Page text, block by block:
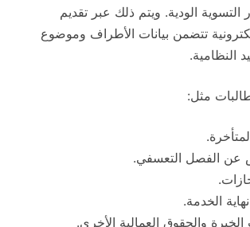
الودية. ويتم ذلك عبر تقديم
تتضمن بيانات الأطراف وموضوع
النظامية.
مثل:
عن الفصل التعسفي.
الخدمة.
والحقوق العمالية الأخرى.